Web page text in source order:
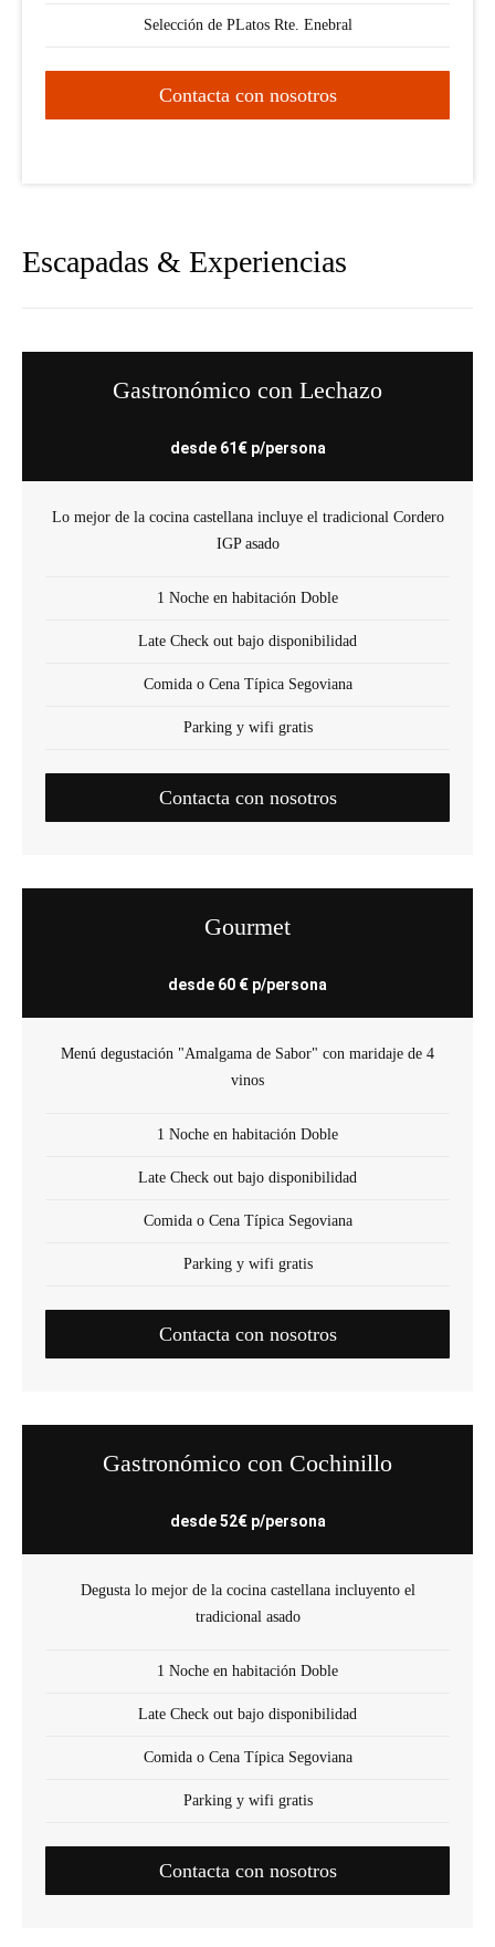
Selección de PLatos Rte. Enebral
Contacta con nosotros
Escapadas & Experiencias
Gastronómico con Lechazo
desde 61€ p/persona
Lo mejor de la cocina castellana incluye el tradicional Cordero
IGP asado
1 Noche en habitación Doble
Late Check out bajo disponibilidad
Comida o Cena Típica Segoviana
Parking y wifi gratis
Contacta con nosotros
Gourmet
desde 60 € p/persona
Menú degustación "Amalgama de Sabor" con maridaje de 4
vinos
1 Noche en habitación Doble
Late Check out bajo disponibilidad
Comida o Cena Típica Segoviana
Parking y wifi gratis
Contacta con nosotros
Gastronómico con Cochinillo
desde 52€ p/persona
Degusta lo mejor de la cocina castellana incluyento el
tradicional asado
1 Noche en habitación Doble
Late Check out bajo disponibilidad
Comida o Cena Típica Segoviana
Parking y wifi gratis
Contacta con nosotros